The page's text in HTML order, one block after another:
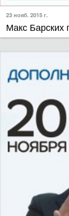
23 нояб. 2015 г.
​Макс Барских